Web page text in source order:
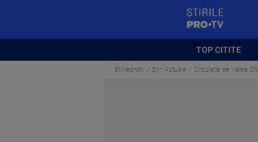
TOP CITITE
Stirileprotv Știri Actuale Circulația pe Valea